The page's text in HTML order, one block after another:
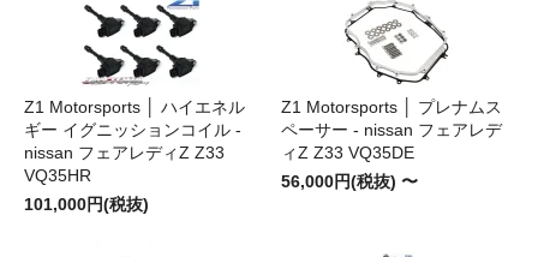
Z1 Motorsports │ ハイエネル
ギー イグニッションコイル -
nissan フェアレディZ Z33
VQ35HR
101,000円(税抜)
Z1 Motorsports │ プレナムス
ペーサー - nissan フェアレデ
ィZ Z33 VQ35DE
56,000円(税抜) 〜